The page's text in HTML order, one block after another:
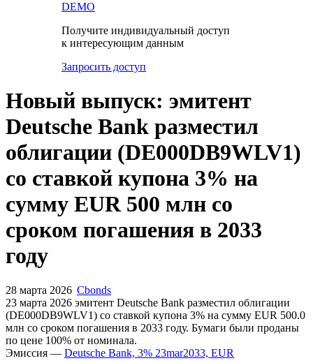
DEMO
Получите индивидуальный доступ
к интересующим данным
Запросить доступ
Новый выпуск: эмитент
Deutsche Bank разместил
облигации (DE000DB9WLV1)
со ставкой купона 3% на
сумму EUR 500 млн со
сроком погашения в 2033
году
28 марта 2026 Cbonds
23 марта 2026 эмитент Deutsche Bank разместил облигации
(DE000DB9WLV1) cо ставкой купона 3% на сумму EUR 500.0
млн со сроком погашения в 2033 году. Бумаги были проданы
по цене 100% от номинала.
Эмиссия — Deutsche Bank, 3% 23mar2033, EUR